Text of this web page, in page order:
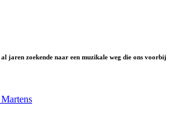
jaren zoekende naar een muzikale weg die ons voorbij